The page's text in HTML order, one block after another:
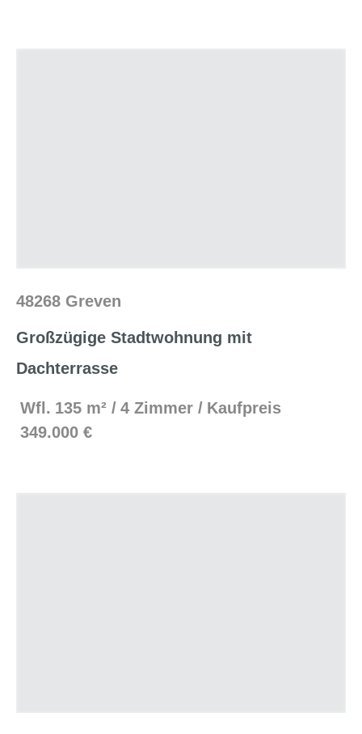
48268 Greven
Großzügige Stadtwohnung mit
Dachterrasse
Wfl. 135 m² 4 Zimmer
Kaufpreis
349.000 €